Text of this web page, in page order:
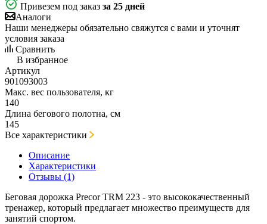
Привезем под заказ за 25 дней
Аналоги
Наши менеджеры обязательно свяжутся с вами и уточнят
условия заказа
Сравнить
В избранное
Артикул
901093003
Макс. вес пользователя, кг
140
Длина бегового полотна, см
145
Все характеристики
Описание
Характеристики
Отзывы (1)
Беговая дорожка Precor TRM 223 - это высококачественный
тренажер, который предлагает множество преимуществ для
занятий спортом.